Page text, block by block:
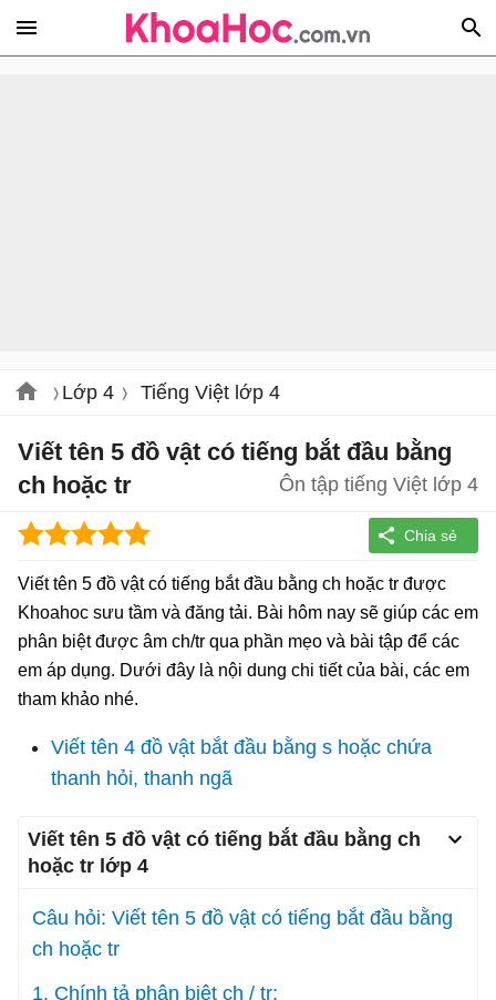
Lớp 4 Tiếng Việt lớp 4
Viết tên 5 đồ vật có tiếng bắt đầu bằng
ch hoặc tr
Ôn tập tiếng Việt lớp 4
Viết tên 5 đồ vật có tiếng bắt đầu bằng ch hoặc tr được
Khoahoc sưu tầm và đăng tải. Bài hôm nay sẽ giúp các em
phân biệt được âm ch/tr qua phần mẹo và bài tập để các
em áp dụng. Dưới đây là nội dung chi tiết của bài, các em
tham khảo nhé.
Viết tên 4 đồ vật bắt đầu bằng s hoặc chứa
thanh hỏi, thanh ngã
Viết tên 5 đồ vật có tiếng bắt đầu bằng ch
hoặc tr lớp 4
Câu hỏi: Viết tên 5 đồ vật có tiếng bắt đầu bằng
ch hoặc tr
1. Chính tả phân biệt ch / tr: